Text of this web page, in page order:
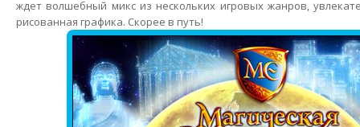
ждет волшебный микс из нескольких игровых жанров,
рисованная графика. Скорее в путь!